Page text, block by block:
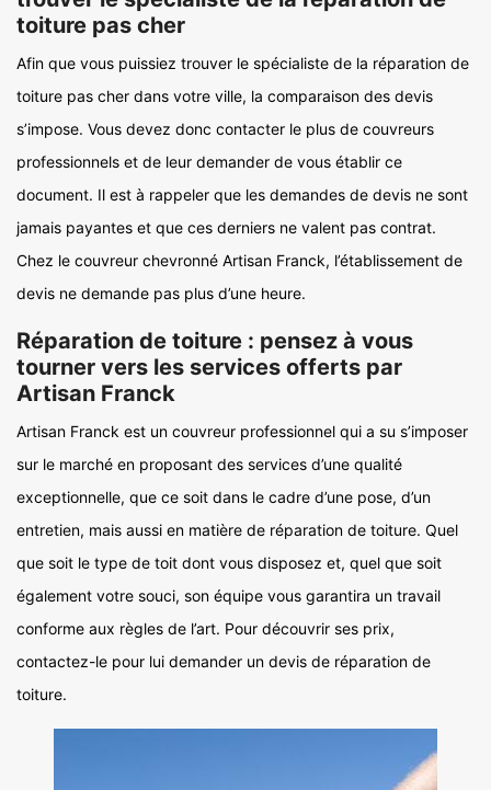
toiture pas cher
Afin que vous puissiez trouver le spécialiste de la réparation de
toiture pas cher dans votre ville, la comparaison des devis
s’impose. Vous devez donc contacter le plus de couvreurs
professionnels et de leur demander de vous établir ce
document. Il est à rappeler que les demandes de devis ne sont
jamais payantes et que ces derniers ne valent pas contrat.
Chez le couvreur chevronné Artisan Franck, l’établissement de
devis ne demande pas plus d’une heure.
Réparation de toiture : pensez à vous
tourner vers les services offerts par
Artisan Franck
Artisan Franck est un couvreur professionnel qui a su s’imposer
sur le marché en proposant des services d’une qualité
exceptionnelle, que ce soit dans le cadre d’une pose, d’un
entretien, mais aussi en matière de réparation de toiture. Quel
que soit le type de toit dont vous disposez et, quel que soit
également votre souci, son équipe vous garantira un travail
conforme aux règles de l’art. Pour découvrir ses prix,
contactez-le pour lui demander un devis de réparation de
toiture.